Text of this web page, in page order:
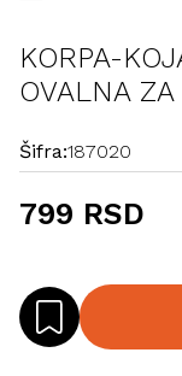
KORPA-
OVALNA
Šifra:187020
799 RSD